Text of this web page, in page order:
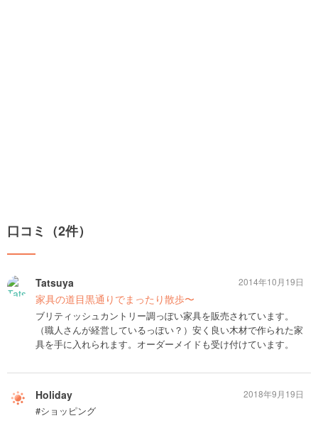
口コミ（2件）
Tatsuya
家具の道目黒通りでまったり散歩〜
ブリティッシュカントリー調っぽい家具を販売されています。
（職人さんが経営しているっぽい？）安く良い木材で作られた家
具を手に入れられます。オーダーメイドも受け付けています。
2014年10月19日
Holiday
#ショッピング
2018年9月19日